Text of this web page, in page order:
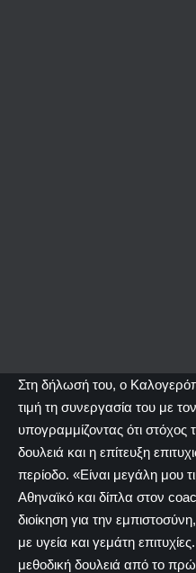
Στη δήλωσή του, ο
τιμή τη συνεργασία του με
υπογραμμίζοντας ότι στόχος
δουλειά και η επίτευξη
περίοδο. «Είναι μεγάλη μου
Αθηναϊκό και δίπλα στον
διοίκηση για την
με υγεία και γεμάτη
μεθοδική δουλειά από το